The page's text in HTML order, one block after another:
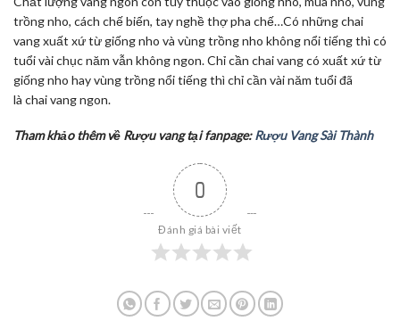
trồng nho, cách chế biến, tay nghề thợ pha chế…Có những chai
vang xuất xứ từ giống nho và vùng trồng nho không nổi tiếng thì có
tuổi vài chục năm vẫn không ngon. Chỉ cần chai vang có xuất xứ từ
giống nho hay vùng trồng nổi tiếng thì chỉ cần vài năm tuổi đã
là chai vang ngon.
Tham khảo thêm về Rượu vang tại fanpage:Rượu Vang Sài Thành
0
Đánh giá bài viết